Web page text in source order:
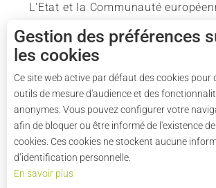
L'Etat et la Communauté
soutiennent également l'action du
Comment venir ?
Gestion des préférences
les cookies
Ce site web active par défaut des cookies pour
outils de mesure d'audience et des
anonymes. Vous pouvez configurer votre
afin de bloquer ou être informé de l'existence
cookies. Ces cookies ne stockent aucune
d’identification personnelle.
En savoir plus